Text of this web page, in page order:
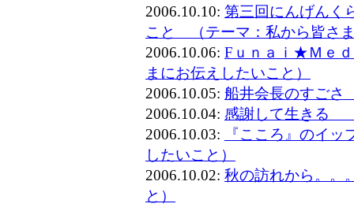
2006.10.10: 第三回にんげんく
こと （テーマ：私から皆さ
2006.10.06: Fｕｎａｉ★Ｍｅ
まにお伝えしたいこと）
2006.10.05: 船井会長のすごさ
2006.10.04: 感謝して生きる
2006.10.03:
『こころ』のイ
したいこと）
2006.10.02: 秋の訪れから。。
と）